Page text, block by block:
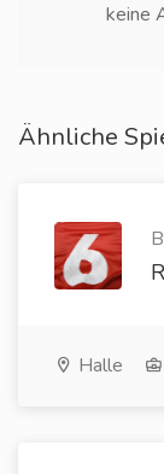
keine
Ähnliche
Halle